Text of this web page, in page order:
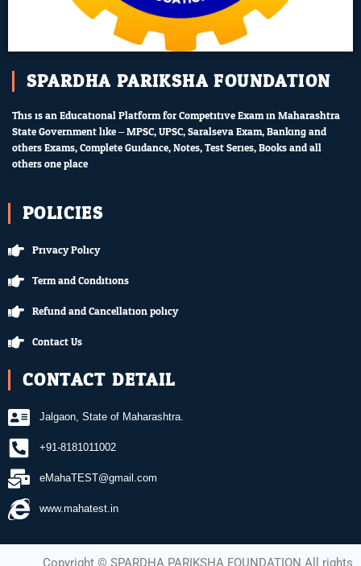
SPARDHA PARIKSHA FOUNDATION
This is an Educational Platform for Competitive Exam in Maharashtra
State Government like – MPSC, UPSC, Saralseva Exam, Banking and
others Exams, Complete Guidance, Notes, Test Series, Books and all
others one place.
POLICIES
Privacy Policy
Term and Conditions
Refund and Cancellation policy
Contact Us
CONTACT DETAIL
Jalgaon, State of Maharashtra.
+91-8181011002
eMahaTEST@gmail.com
www.mahatest.in
Copyright ©️ SPARDHA PARIKSHA FOUNDATION All rights